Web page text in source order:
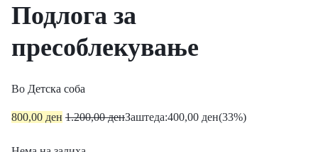
Подлога за
пресоблекување
Во Детска соба
800,00 ден 1.200,00денЗаштеда:400,00 ден(33%)